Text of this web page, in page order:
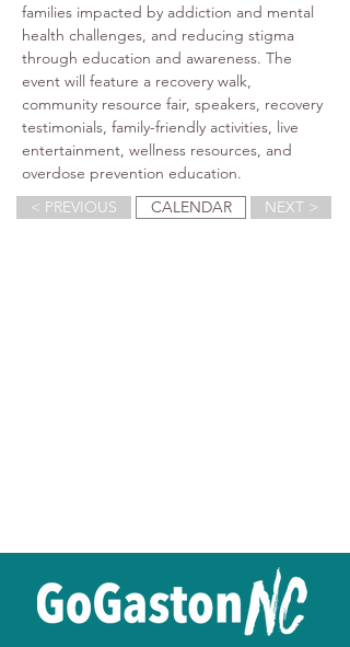
families impacted by addiction and mental
health challenges, and reducing stigma
through education and awareness. The
event will feature a recovery walk,
community resource fair, speakers, recovery
testimonials, family-friendly activities, live
entertainment, wellness resources, and
overdose prevention education.
< PREVIOUS
CALENDAR NEXT >